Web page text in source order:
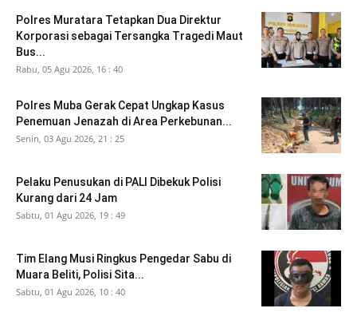
Polres Muratara Tetapkan Dua Direktur
Korporasi sebagai Tersangka Tragedi Maut
Bus...
Rabu, 05 Agu 2026, 16 : 40
Polres Muba Gerak Cepat Ungkap Kasus
Penemuan Jenazah di Area Perkebunan...
Senin, 03 Agu 2026, 21 : 25
Pelaku Penusukan di PALI Dibekuk Polisi
Kurang dari 24 Jam
Sabtu, 01 Agu 2026, 19 : 49
Tim Elang Musi Ringkus Pengedar Sabu di
Muara Beliti, Polisi Sita...
Sabtu, 01 Agu 2026, 10 : 40